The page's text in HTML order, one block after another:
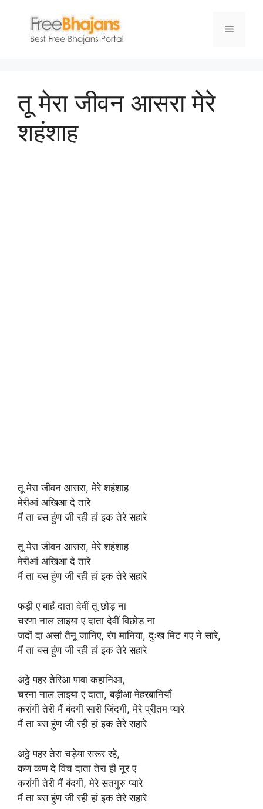
content
Menu
तू मेरा जीवन आसरा मेरे
शहंशाह
तू मेरा जीवन आसरा, मेरे शहंशाह
मेरीआं अखिआ दे तारे
मैं ता बस हुंण जी रही हां इक तेरे सहारे
तू मेरा जीवन आसरा, मेरे शहंशाह
मेरीआं अखिआ दे तारे
मैं ता बस हुंण जी रही हां इक तेरे सहारे
फड़ी ए बाहँ दाता देवीं तू छोड़ ना
चरणा नाल लाइया ए दाता देवीं विछोड़ ना
जदों दा असां तैनू जानिए, रंग मानिया, दुःख मिट गए ने सारे,
मैं ता बस हुंण जी रही हां इक तेरे सहारे
अठ्ठे पहर तेरिआ पावा कहानिआ,
चरना नाल लाइया ए दाता, बड़ीआ मेहरबानियाँ
करांगी तेरी मैं बंदगी सारी जिंदगी, मेरे प्रीतम प्यारे
मैं ता बस हुंण जी रही हां इक तेरे सहारे
अठ्ठे पहर तेरा चड़ेया सरूर रहे,
कण कण दे विच दाता तेरा ही नूर ए
करांगी तेरी मैं बंदगी, मेरे सतगुरु प्यारे
मैं ता बस हुंण जी रही हां इक तेरे सहारे